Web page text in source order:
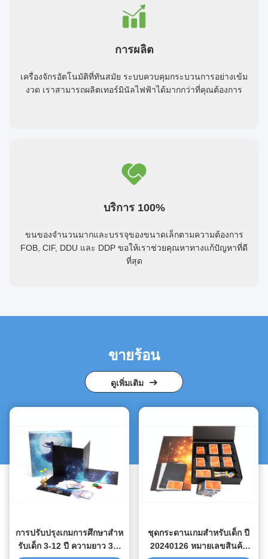
การผลิต
เครื่องจักรอัตโนมัติที่ทันสมัย ระบบควบคุมกระบวนการอย่างเข้ม
งวด เราสามารถผลิตเทอร์มินัลไฟฟ้าได้มากกว่าที่คุณต้องการ
บริการ 100%
ขนของจํานวนมากและบรรจุของขนาดเล็กตามความต้องการ
FOB, CIF, DDU และ DDP ขอให้เราช่วยคุณหาทางแก้ปัญหาที่ดี
ที่สุด
ขายร้อน
ดูเพิ่มเติม
การปรับปรุงเกมการศึกษาสําห
รับเด็ก 3-12 ปี ความยาว 30-
ชุดกระดานเกมสำหรับเด็ก ปี
20240126 หมายเลขสินค้า